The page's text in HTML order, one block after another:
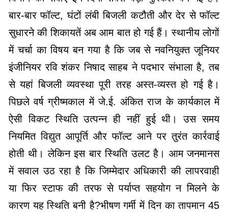
बार-बार फॉल्ट, घंटों लंबी बिजली कटौती और देर से फॉल्ट
सुधारने की शिकायतें अब आम बात हो गई हैं। स्थानीय लोगों
में चर्चा का विषय बन गया है कि जब से नवनियुक्त जूनियर
इंजीनियर रवि शंकर निषाद साहब ने पदभार संभाला है, तब
से यहां बिजली व्यवस्था पूरी तरह अस्त-व्यस्त हो गई है।
पिछले वर्ष ग्रीष्मकाल में जे.ई. अंकित राज के कार्यकाल में
ऐसी विकट स्थिति उत्पन्न ही नहीं हुई थी। उस समय
नियमित विद्युत आपूर्ति और फॉल्ट आने पर तुरंत कार्रवाई
होती थी। लेकिन इस बार स्थिति उलट है। आम जनमानस
में सवाल उठ रहा है कि जिम्मेदार अधिकारी की लापरवाही
या फिर स्टाफ की तरफ से पर्याप्त सहयोग न मिलने के
कारण यह स्थिति बनी है?भीषण गर्मी में दिन का तापमान 45